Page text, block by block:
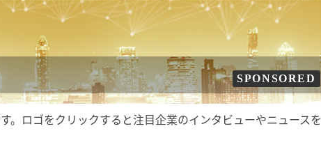
SPONSORED
。ロゴをクリックすると注目企業のインタビューやニュースを